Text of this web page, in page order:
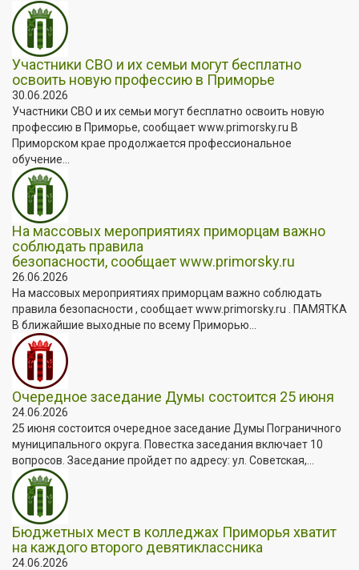
Участники СВО и их семьи могут бесплатно
освоить новую профессию в Приморье
30.06.2026
Участники СВО и их семьи могут бесплатно освоить новую
профессию в Приморье, сообщает www.primorsky.ru В
Приморском крае продолжается профессиональное
обучение...
На массовых мероприятиях приморцам важно
соблюдать правила
безопасности, сообщает www.primorsky.ru
26.06.2026
На массовых мероприятиях приморцам важно соблюдать
правила безопасности , сообщает www.primorsky.ru . ПАМЯТКА
В ближайшие выходные по всему Приморью...
Очередное заседание Думы состоится 25 июня
24.06.2026
25 июня состоится очередное заседание Думы Пограничного
муниципального округа. Повестка заседания включает 10
вопросов. Заседание пройдет по адресу: ул. Советская,...
Бюджетных мест в колледжах Приморья хватит
на каждого второго девятиклассника
24.06.2026